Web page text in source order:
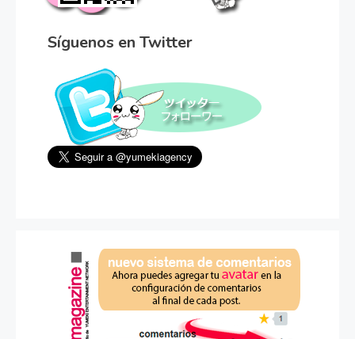
Síguenos en Twitter